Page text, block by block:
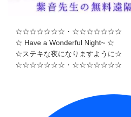
☆☆☆☆☆☆☆・☆☆☆☆☆☆☆
☆ Have a Wonderful Night~ ☆
☆ステキな夜になりますように☆
☆☆☆☆☆☆☆・☆☆☆☆☆☆☆